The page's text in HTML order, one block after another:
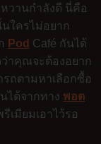
วานกำลังดี นี่คือ
ใครไม่อยาก
Pod Café กันได้
าคุณจะต้องอยาก
ถตามหาเลือกซื้อ
ได้จากทาง พอต
เมียมเอาไว้รอ